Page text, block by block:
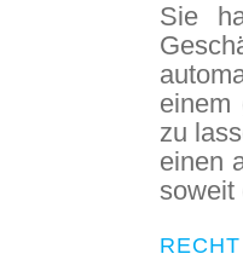
Sie
einem
zu
einen
soweit